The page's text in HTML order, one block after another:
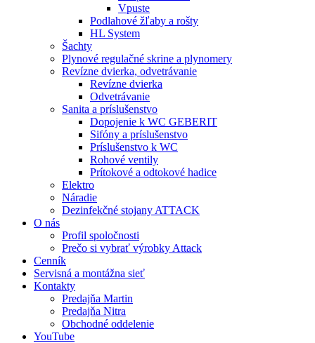
Vpuste
Podlahové žľaby a rošty
HL System
Šachty
Plynové regulačné skrine a plynomery
Revízne dvierka, odvetrávanie
Revízne dvierka
Odvetrávanie
Sanita a príslušenstvo
Dopojenie k WC GEBERIT
Sifóny a príslušenstvo
Príslušenstvo k WC
Rohové ventily
Prítokové a odtokové hadice
Elektro
Náradie
Dezinfekčné stojany ATTACK
O nás
Profil spoločnosti
Prečo si vybrať výrobky Attack
Cenník
Servisná a montážna sieť
Kontakty
Predajňa Martin
Predajňa Nitra
Obchodné oddelenie
YouTube